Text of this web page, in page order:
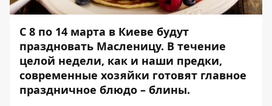
С 8 по 14 марта в Киеве будут
праздновать Масленицу. В течение
целой недели, как и наши предки,
современные хозяйки готовят главное
праздничное блюдо – блины.